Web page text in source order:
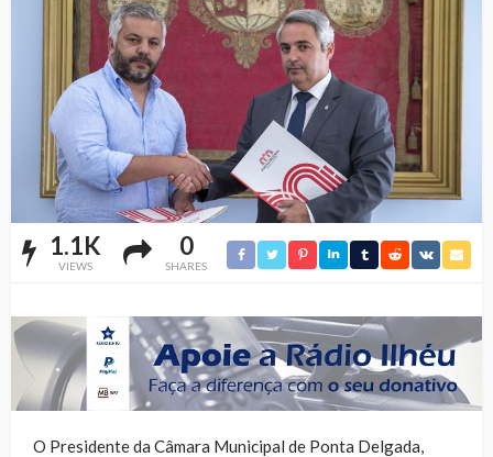
1.1K
VIEWS
0
SHARES
O Presidente da Câmara Municipal de Ponta Delgada,